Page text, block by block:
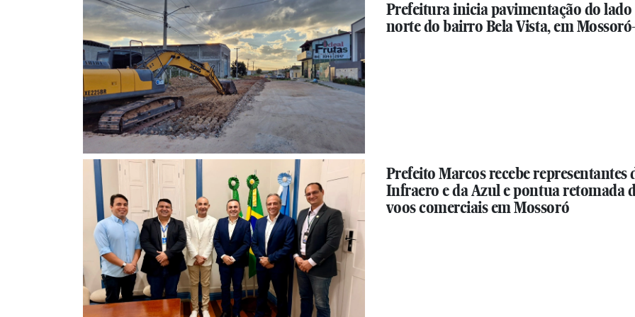
Prefeitura inicia pavimentação do lado
norte do bairro Bela Vista, em
Prefeito Marcos recebe representantes
Infraero e da Azul e pontua retomada
voos comerciais em Mossoró